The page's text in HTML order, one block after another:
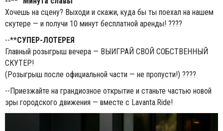
Хочешь на сцену? Выходи и скажи, куда бы ты поехал на нашем
скутере — и получи 10 минут бесплатной аренды! ????
--**СУПЕР-ЛОТЕРЕЯ
Главный розыгрыш вечера — ВЫИГРАЙ СВОЙ СОБСТВЕННЫЙ
СКУТЕР!
(Розыгрыш после официальной части — не пропусти!) ????
--Приезжайте на грандиозное открытие и станьте частью новой
эры городского движения — вместе с Lavanta.Ride!